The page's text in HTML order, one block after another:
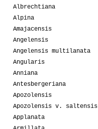
Albrechtiana
Alpina
Amajacensis
Angelensis
Angelensis multilanata
Angularis
Anniana
Antesbergeriana
Apozolensis
Apozolensis v. saltensis
Applanata